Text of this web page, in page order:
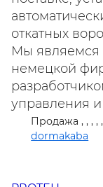
откатных
Мы являемся
немецкой
управления и
Продажа , , , , ,
dormakaba